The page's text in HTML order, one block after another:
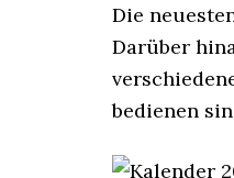
Die
Darüber
bedienen